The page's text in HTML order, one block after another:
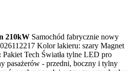
210kW Samochód fabrycznie nowy
Kolor lakieru: szary Magnet
Pakiet Tech Światła tylne LED pro
pasażerów - przedni, boczny i tylny